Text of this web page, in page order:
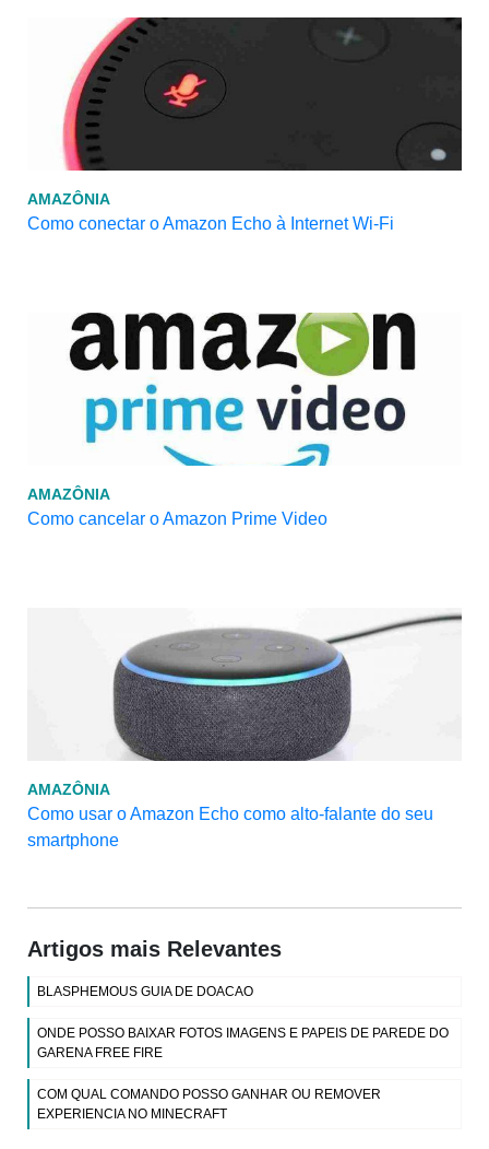
AMAZÔNIA
Como conectar o Amazon Echo à Internet Wi-Fi
AMAZÔNIA
Como cancelar o Amazon Prime Video
AMAZÔNIA
Como usar o Amazon Echo como alto-falante do seu
smartphone
Artigos mais Relevantes
BLASPHEMOUS GUIA DE DOACAO
ONDE POSSO BAIXAR FOTOS IMAGENS E PAPEIS DE PAREDE DO
GARENA FREE FIRE
COM QUAL COMANDO POSSO GANHAR OU REMOVER
EXPERIENCIA NO MINECRAFT